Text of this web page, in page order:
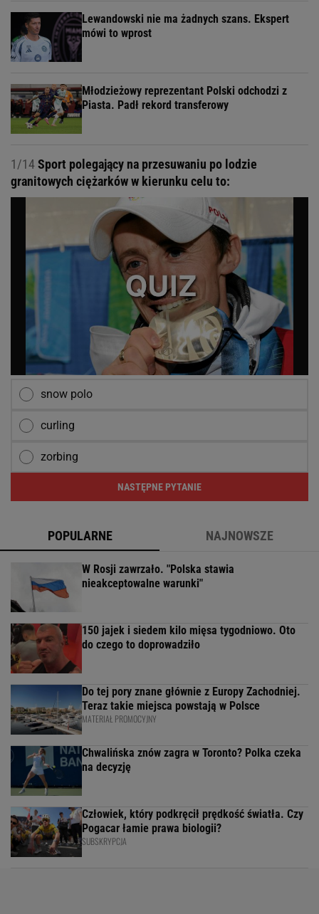
Lewandowski nie ma żadnych szans. Ekspert
mówi to wprost
Młodzieżowy reprezentant Polski odchodzi z
Piasta. Padł rekord transferowy
1/14Sport polegający na przesuwaniu po lodzie
granitowych ciężarków w kierunku celu to:
snow polo
curling
zorbing
NASTĘPNE PYTANIE
POPULARNE NAJNOWSZE
W Rosji zawrzało. "Polska stawia
nieakceptowalne warunki"
150 jajek i siedem kilo mięsa tygodniowo. Oto
do czego to doprowadziło
Do tej pory znane głównie z Europy Zachodniej.
Teraz takie miejsca powstają w Polsce
MATERIAŁ PROMOCYJNY
Chwalińska znów zagra w Toronto? Polka czeka
na decyzję
Człowiek, który podkręcił prędkość światła. Czy
Pogacar łamie prawa biologii?
SUBSKRYPCJA